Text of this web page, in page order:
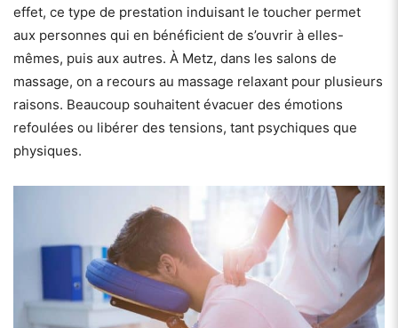
effet, ce type de prestation induisant le toucher permet
aux personnes qui en bénéficient de s’ouvrir à elles-
mêmes, puis aux autres. À Metz, dans les salons de
massage, on a recours au massage relaxant pour plusieurs
raisons. Beaucoup souhaitent évacuer des émotions
refoulées ou libérer des tensions, tant psychiques que
physiques.